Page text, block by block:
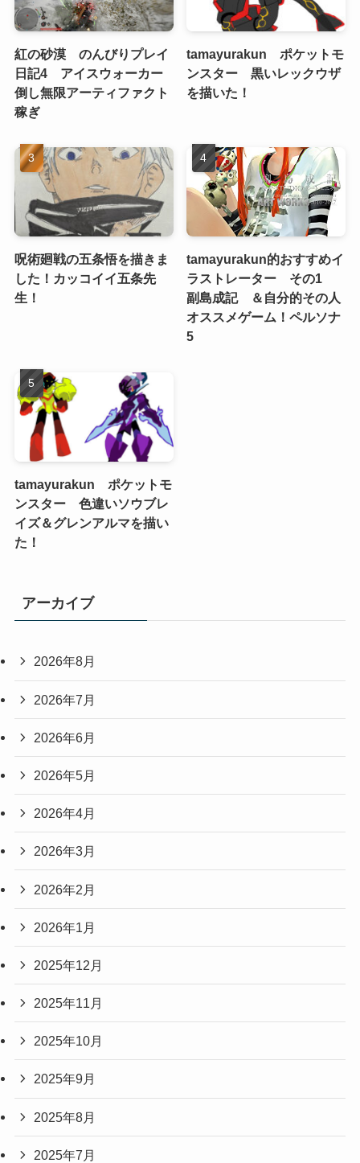
紅の砂漠 のんびりプレイ
日記4 アイスウォーカー
倒し無限アーティファクト
稼ぎ
tamayurakun ポケットモ
ンスター 黒いレックウザ
を描いた！
呪術廻戦の五条悟を描きま
した！カッコイイ五条先
生！
tamayurakun的おすすめイ
ラストレーター その1
副島成記 ＆自分的その人
オススメゲーム！ペルソナ
5
tamayurakun ポケットモ
ンスター 色違いソウブレ
イズ＆グレンアルマを描い
た！
アーカイブ
2026年8月
2026年7月
2026年6月
2026年5月
2026年4月
2026年3月
2026年2月
2026年1月
2025年12月
2025年11月
2025年10月
2025年9月
2025年8月
2025年7月